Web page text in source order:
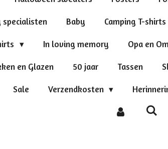
specialisten Baby Camping T-
In loving memory Opa en
en Glazen 50 jaar Tassen
Sale Verzendkosten